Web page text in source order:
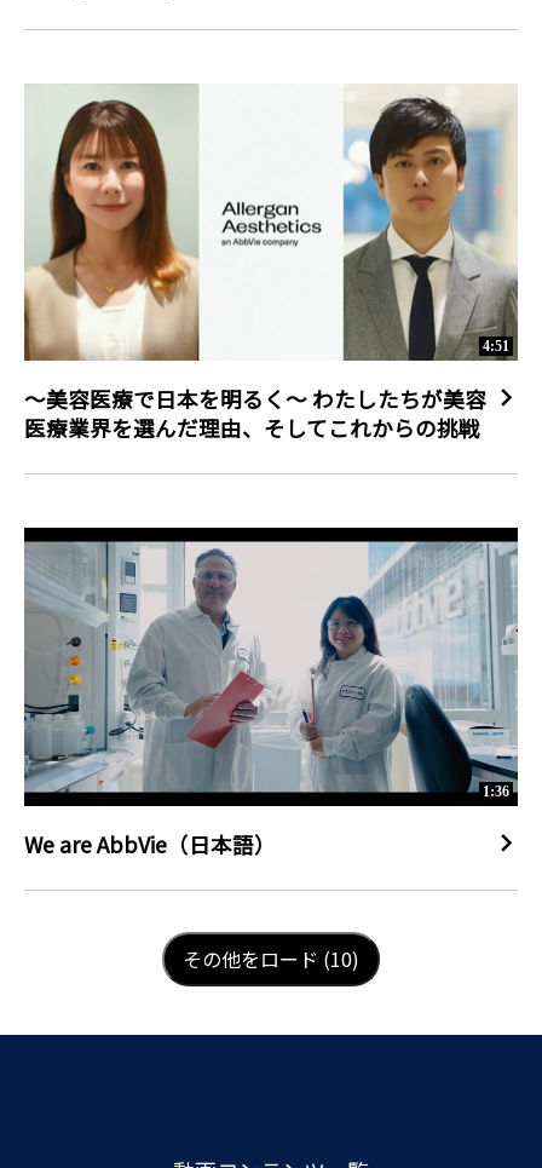
4:51
～美容医療で日本を明るく～ わたしたちが美容
医療業界を選んだ理由、そしてこれからの挑戦
1:36
We are AbbVie（日本語）
LOAD NEXT PAGE
その他をロード (10)